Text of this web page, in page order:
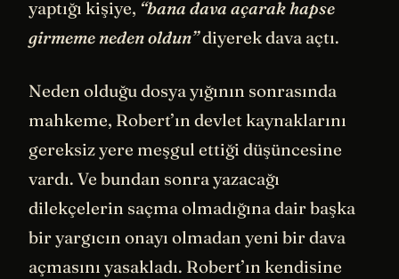
yaptığı kişiye, “bana dava açarak hapse
girmeme neden oldun”diyerek dava açtı.
Neden olduğu dosya yığının sonrasında
mahkeme, Robert’ın devlet kaynaklarını
gereksiz yere meşgul ettiği düşüncesine
vardı. Ve bundan sonra yazacağı
dilekçelerin saçma olmadığına dair başka
bir yargıcın onayı olmadan yeni bir dava
açmasını yasakladı. Robert’ın kendisine